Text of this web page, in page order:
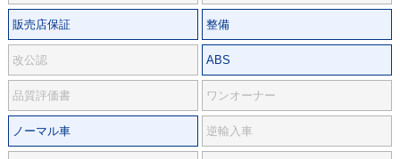
販売店保証 整備
改公認 ABS
品質評価書 ワンオーナー
ノーマル車 逆輸入車